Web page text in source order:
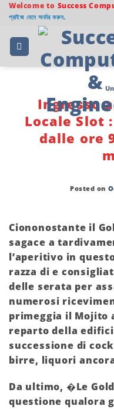
Skip
content
Welcome to Success
প্রাইজ যেনে অর্ডার করুন.
Ingresso
Locale Slot
dalle ore
Posted on
Ciononostante il
sagace a
l’aperitivo in
razza di e
delle serata per
numerosi
primeggia il Mojito
reparto della
successione di
birre, liquori
Da ultimo, �Le
questione qualora